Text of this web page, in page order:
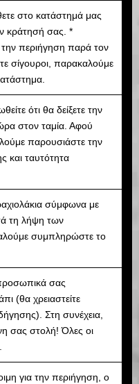
στο κατάστημά μας
κράτησή σας. *
περιήγηση παρά τον
σίγουροι, παρακαλούμε
ότι θα δείξετε την
στον ταμία. Αφού
παρουσιάστε την
και ταυτότητα
σύμφωνα με
τη λήψη των
συμπληρώστε το
σας
(θα χρειαστείτε
Στη συνέχεια,
σας στολή! Όλες οι
για την περιήγηση, ο